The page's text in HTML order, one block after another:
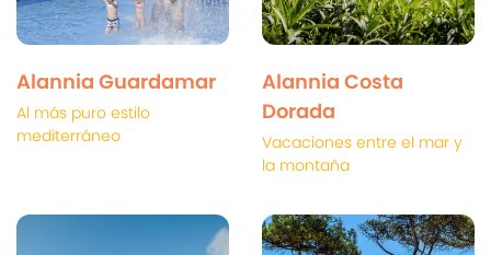
Alannia Guardamar
Al más puro estilo
mediterráneo
Alannia Costa
Dorada
Vacaciones entre el mar y
la montaña